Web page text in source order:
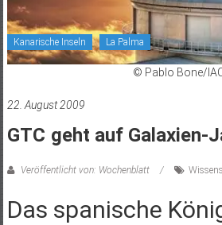
Kanarische Inseln La Palma
© Pablo Bone/
22. August 2009
GTC geht auf Galaxien-
Veröffentlicht von: Wochenblatt
Das spanische